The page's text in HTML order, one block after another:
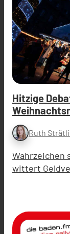
Hitzige
Ruth
Wahrzeichen
wittert